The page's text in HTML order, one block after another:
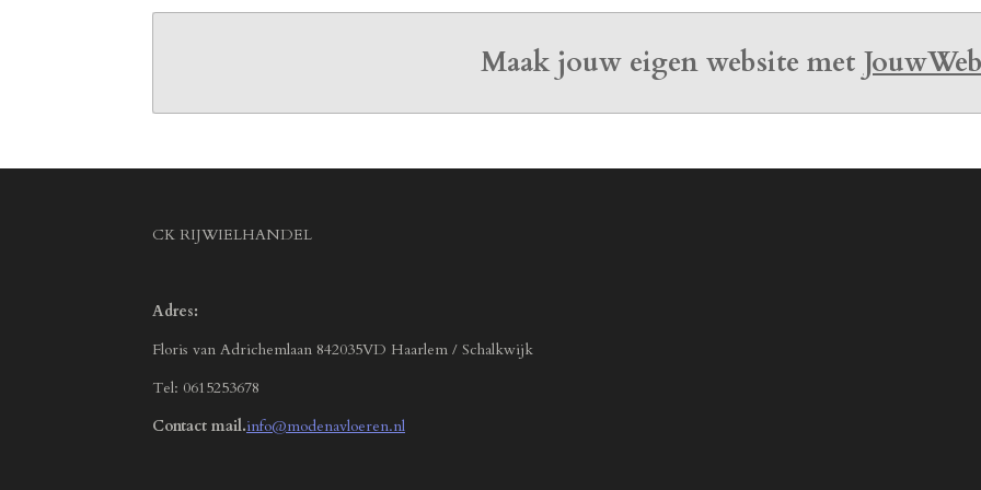
Maak jouw eigen website met
CK RIJWIELHANDEL
Adres:
Floris van Adrichemlaan 842035VD Haarlem / Schalkwijk
Tel: 0615253678
Contact mail.info@modenavloeren.nl